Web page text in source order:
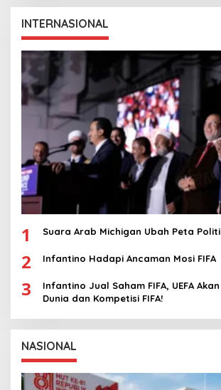
INTERNASIONAL
1 Suara Arab Michigan Ubah Peta
2 Infantino Hadapi Ancaman Mosi FIFA
3
Infantino Jual Saham FIFA, UEFA
Dunia dan Kompetisi FIFA!
NASIONAL